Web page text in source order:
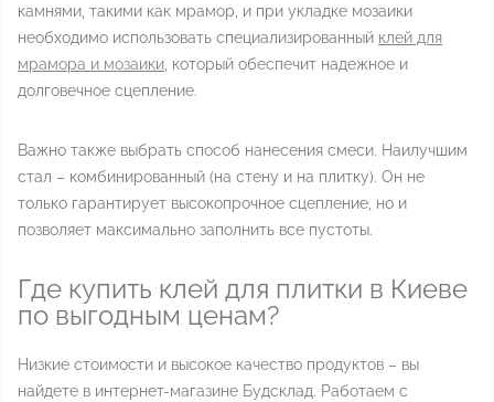
камнями, такими как мрамор, и при укладке мозаики
необходимо использовать специализированный клей для
мрамора и мозаики , который обеспечит надежное и
долговечное сцепление.
Важно также выбрать способ нанесения смеси. Наилучшим
стал – комбинированный (на стену и на плитку). Он не
только гарантирует высокопрочное сцепление, но и
позволяет максимально заполнить все пустоты.
Где купить клей для плитки в Киеве
по выгодным ценам?
Низкие стоимости и высокое качество продуктов – вы
найдете в интернет-магазине Будсклад. Работаем с